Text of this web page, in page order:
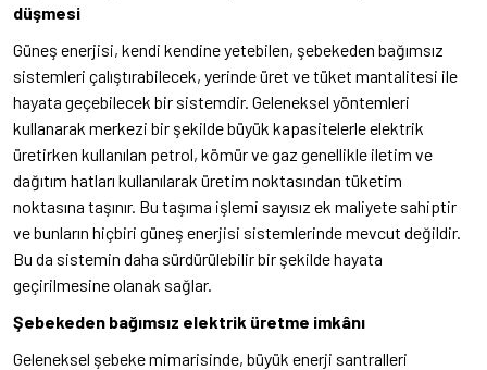
düşmesi
Güneş enerjisi, kendi kendine yetebilen, şebekeden bağımsız
sistemleri çalıştırabilecek, yerinde üret ve tüket mantalitesi ile
hayata geçebilecek bir sistemdir. Geleneksel yöntemleri
kullanarak merkezi bir şekilde büyük kapasitelerle elektrik
üretirken kullanılan petrol, kömür ve gaz genellikle iletim ve
dağıtım hatları kullanılarak üretim noktasından tüketim
noktasına taşınır. Bu taşıma işlemi sayısız ek maliyete sahiptir
ve bunların hiçbiri güneş enerjisi sistemlerinde mevcut değildir.
Bu da sistemin daha sürdürülebilir bir şekilde hayata
geçirilmesine olanak sağlar.
Şebekeden bağımsız elektrik üretme imkânı
Geleneksel şebeke mimarisinde, büyük enerji santralleri